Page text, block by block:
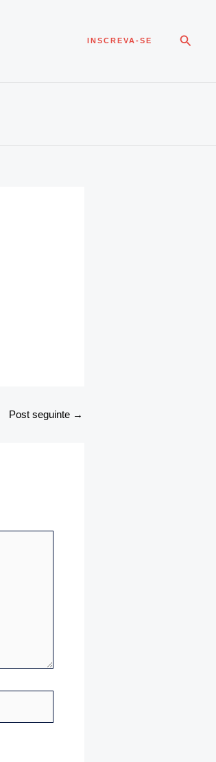
INSCREVA-SE
Post seguinte →